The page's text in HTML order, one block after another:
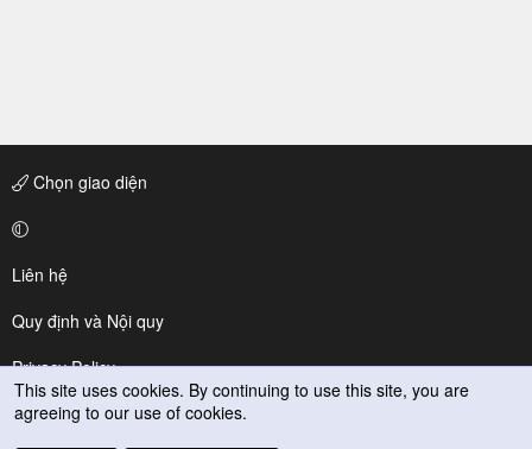
Chọn giao diện
Liên hệ
Quy định và Nội quy
Privacy Policy
Trợ giúp
This site uses cookies. By continuing to use this site, you are
agreeing to our use of cookies.